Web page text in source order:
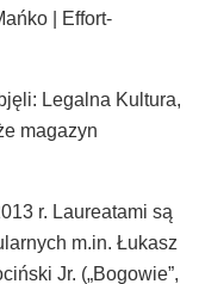
| Effort-
Legalna Kultura,
magazyn
r. Laureatami są
m.in. Łukasz
Jr. („Bogowie”,